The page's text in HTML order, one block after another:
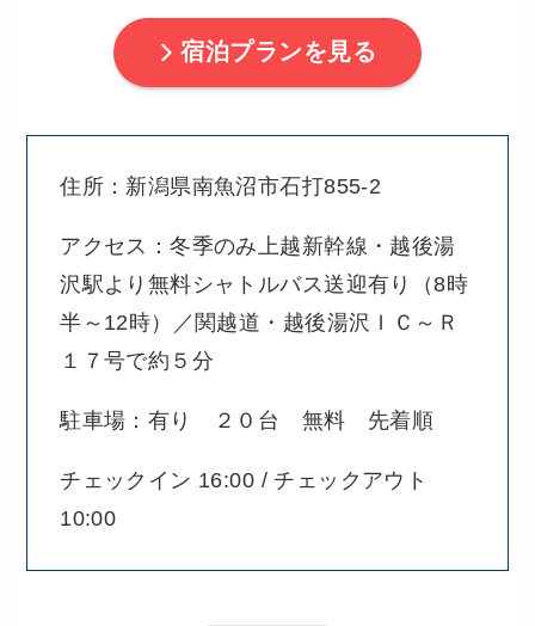
宿泊プランを見る
住所：新潟県南魚沼市石打855-2
アクセス：冬季のみ上越新幹線・越後湯
沢駅より無料シャトルバス送迎有り（8時
半～12時）／関越道・越後湯沢ＩＣ～Ｒ
１７号で約５分
駐車場：有り ２０台 無料 先着順
チェックイン 16:00 / チェックアウト
10:00